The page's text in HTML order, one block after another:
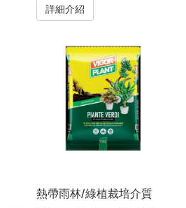
詳細介紹
熱帶雨林/綠植裁培介質